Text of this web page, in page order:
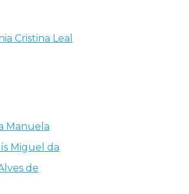
Cristina Leal
Manuela
Miguel da
de